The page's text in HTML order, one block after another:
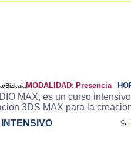
MODALIDAD: Presencia
MAX, es un curso
3DS MAX para la
INTENSIVO